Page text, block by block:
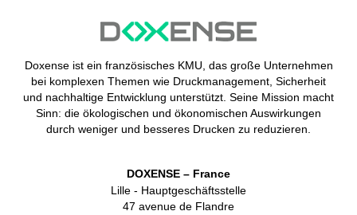
Doxense ist ein französisches KMU, das große Unternehmen
bei komplexen Themen wie Druckmanagement, Sicherheit
und nachhaltige Entwicklung unterstützt. Seine Mission macht
Sinn: die ökologischen und ökonomischen Auswirkungen
durch weniger und besseres Drucken zu reduzieren.
DOXENSE – France
Lille - Hauptgeschäftsstelle
47 avenue de Flandre